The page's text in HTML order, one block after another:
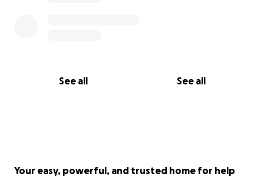
See all See all
Your easy, powerful, and trusted home for help